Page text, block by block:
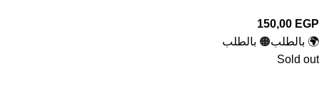
150,00 EGP
🌍 بالطلب🟠 بالطلب
Sold out